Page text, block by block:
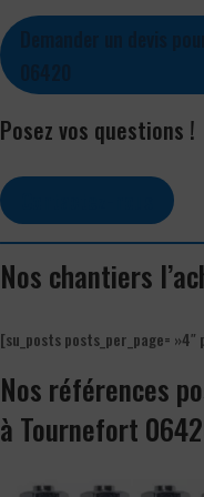
Posez vos questions !
Nos chantiers
[su_posts posts_per_page=
Nos références
à Tournefort